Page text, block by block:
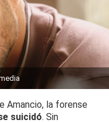
Amancio, la forense
suicidó. Sin